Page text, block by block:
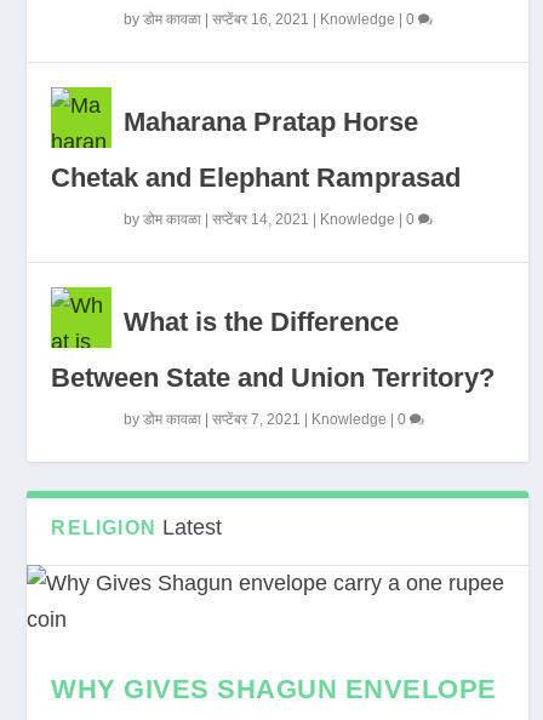
byडोम कावळा |सप्टेंबर 16, 2021 Knowledge |0
Maharana Pratap Horse
Chetak and Elephant Ramprasad
byडोम कावळा |सप्टेंबर 14, 2021 Knowledge |0
What is the Difference
Between State and Union Territory?
byडोम कावळा |सप्टेंबर 7, 2021 Knowledge |0
RELIGION Latest
WHY GIVES SHAGUN ENVELOPE